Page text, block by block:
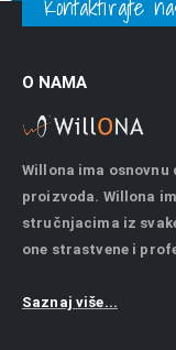
O NAMA
Willona ima
proizvoda. Willona
stručnjacima iz
one strastvene i
Saznaj više...